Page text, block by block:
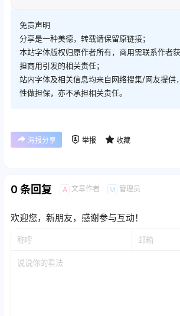
免责声明
分享是一种美德，转载请保留原链接；
本站字体版权归原作者所有，商用需联系作者
担商用引发的相关责任；
站内字体及相关信息均来自网络搜集/网友提供
性做担保，亦不承担相关责任。
海报分享 举报 收藏
0 条回复 A 文章作者 M 管理员
欢迎您，新朋友，感谢参与互动！